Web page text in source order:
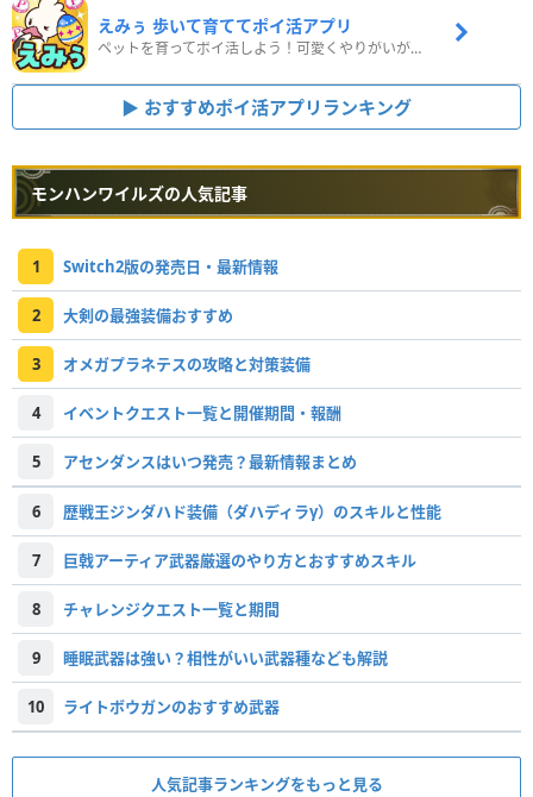
えみぅ 歩いて育ててポイ活アプリ
ペットを育ってポイ活しよう！可愛くやりがいがある新感覚アプリ
おすすめポイ活アプリランキング
モンハンワイルズの人気記事
1 Switch2版の発売日・最新情報
2 大剣の最強装備おすすめ
3 オメガプラネテスの攻略と対策装備
4 イベントクエスト一覧と開催期間・報酬
5 アセンダンスはいつ発売？最新情報まとめ
6 歴戦王ジンダハド装備（ダハディラγ）のスキルと性能
7 巨戟アーティア武器厳選のやり方とおすすめスキル
8 チャレンジクエスト一覧と期間
9 睡眠武器は強い？相性がいい武器種なども解説
10 ライトボウガンのおすすめ武器
人気記事ランキングをもっと見る